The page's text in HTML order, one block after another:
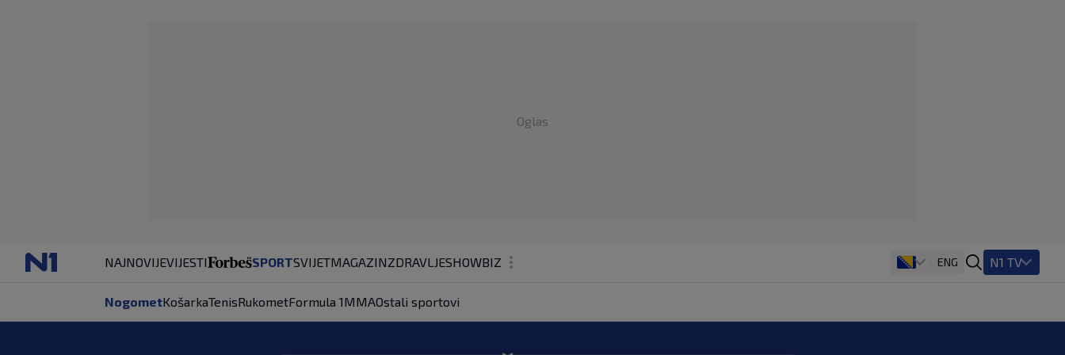
Oglas
NAJNOVIJEVIJESTI SPORTSVIJETMAGAZINZDRAVLJESHOWBIZ
ENG N1 TV
NogometKošarkaTenisRukometFormula 1MMAOstali sportovi